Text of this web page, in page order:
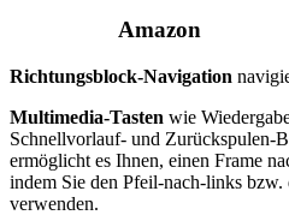
Amazon
Richtungsblock-Navigation
Multimedia-Tasten wie
Schnellvorlauf- und Zurückspulen-
ermöglicht es Ihnen, einen Frame
indem Sie den Pfeil-nach-links bzw.
verwenden.